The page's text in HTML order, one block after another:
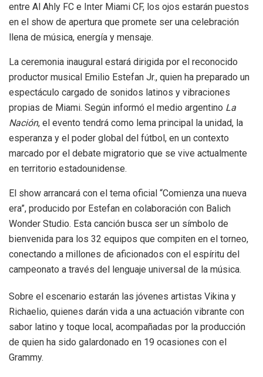
entre Al Ahly FC e Inter Miami CF, los ojos estarán puestos
en el show de apertura que promete ser una celebración
llena de música, energía y mensaje.
La ceremonia inaugural estará dirigida por el reconocido
productor musical Emilio Estefan Jr., quien ha preparado un
espectáculo cargado de sonidos latinos y vibraciones
propias de Miami. Según informó el medio argentino La
Nación, el evento tendrá como lema principal la unidad, la
esperanza y el poder global del fútbol, en un contexto
marcado por el debate migratorio que se vive actualmente
en territorio estadounidense.
El show arrancará con el tema oficial “Comienza una nueva
era”, producido por Estefan en colaboración con Balich
Wonder Studio. Esta canción busca ser un símbolo de
bienvenida para los 32 equipos que compiten en el torneo,
conectando a millones de aficionados con el espíritu del
campeonato a través del lenguaje universal de la música.
Sobre el escenario estarán las jóvenes artistas Vikina y
Richaelio, quienes darán vida a una actuación vibrante con
sabor latino y toque local, acompañadas por la producción
de quien ha sido galardonado en 19 ocasiones con el
Grammy.